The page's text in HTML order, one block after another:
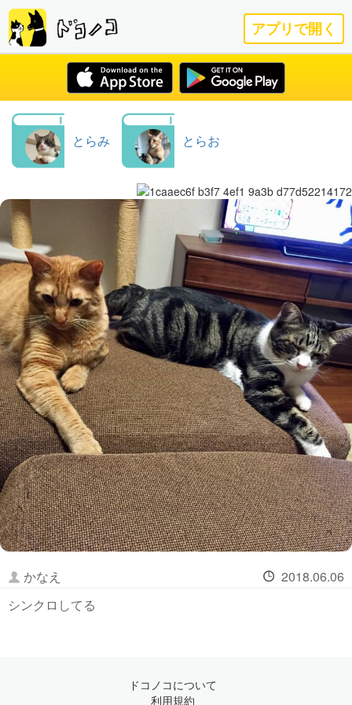
アプリで開く
とらみ とらお
かなえ
2018.06.06
シンクロしてる
ドコノコについて
利用規約